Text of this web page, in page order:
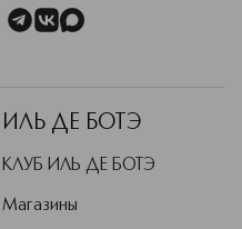
ИЛЬ ДЕ БОТЭ
КЛУБ ИЛЬ ДЕ БОТЭ
Магазины